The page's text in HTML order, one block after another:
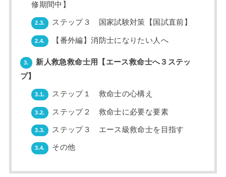
修期間中】
2.3. ステップ３ 国家試験対策【国試直前】
2.4. 【番外編】消防士になりたい人へ
3.
新人救急救命士用【エース救命士へ３ステッ
プ】
3.1. ステップ１ 救命士の心構え
3.2. ステップ２ 救命士に必要な要素
3.3. ステップ３ エース級救命士を目指す
3.4. その他